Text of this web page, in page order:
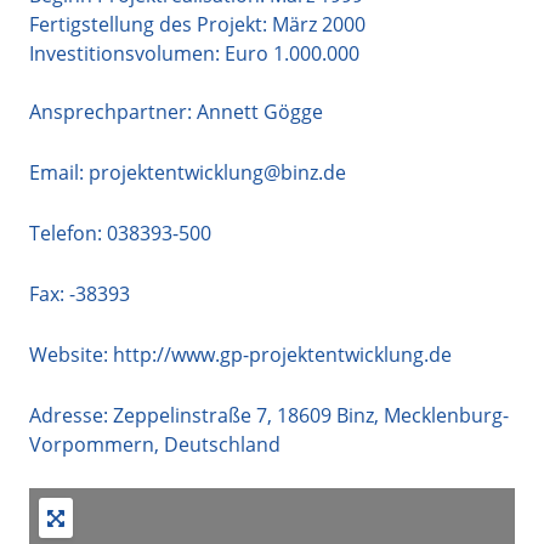
Fertigstellung des Projekt: März 2000
Investitionsvolumen: Euro 1.000.000
Ansprechpartner: Annett Gögge
Email: projektentwicklung@binz.de
Telefon: 038393-500
Fax: -38393
Website: http://www.gp-projektentwicklung.de
Adresse: Zeppelinstraße 7, 18609 Binz, Mecklenburg-
Vorpommern, Deutschland
+